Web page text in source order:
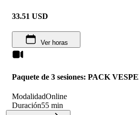
33.51 USD
Ver horas
Paquete de 3 sesiones: PACK
ModalidadOnline
Duración55 min